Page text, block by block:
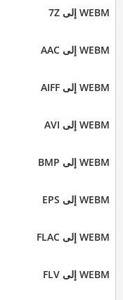
WEBM إلى 7Z
WEBM إلى AAC
WEBM إلى AIFF
WEBM إلى AVI
WEBM إلى BMP
WEBM إلى EPS
WEBM إلى FLAC
WEBM إلى FLV